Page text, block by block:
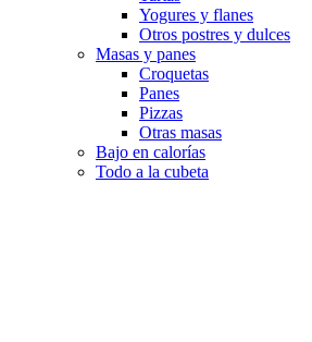
Yogures y flanes
Otros postres y dulces
Masas y panes
Croquetas
Panes
Pizzas
Otras masas
Bajo en calorías
Todo a la cubeta